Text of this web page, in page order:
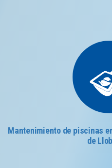
Mantenimiento de piscinas
de